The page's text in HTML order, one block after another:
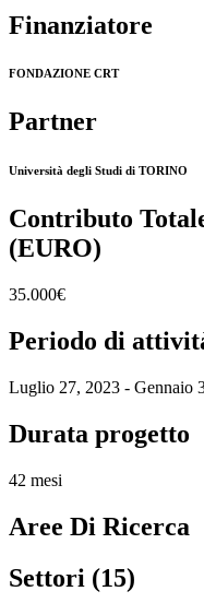
Finanziatore
FONDAZIONE CRT
Partner
Università degli Studi di TORINO
Contributo
(EURO)
35.000€
Periodo di
Luglio 27, 2023 - Gennaio
Durata progetto
42 mesi
Aree Di Ricerca
Settori (15)